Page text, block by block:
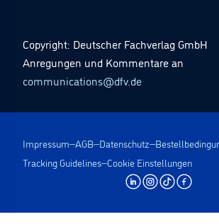
Copyright: Deutscher Fachverlag GmbH
Anregungen und Kommentare an
communications@dfv.de
Impressum AGB Datenschutz
Tracking Guidelines Cookie Einstellungen